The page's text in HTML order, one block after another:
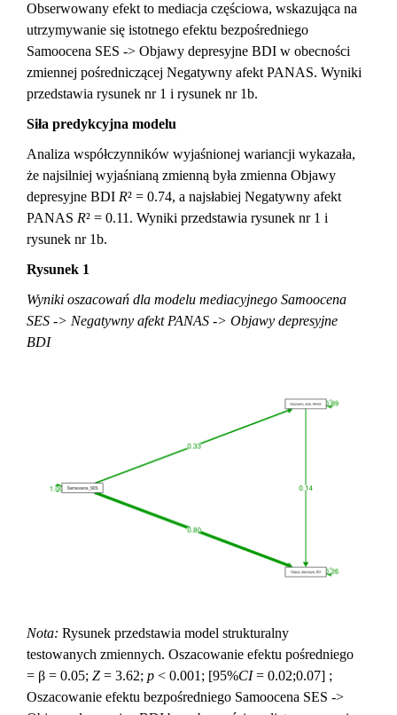
Obserwowany efekt to mediacja częściowa, wskazująca na
utrzymywanie się istotnego efektu bezpośredniego
Samoocena SES -> Objawy depresyjne BDI w obecności
zmiennej pośredniczącej Negatywny afekt PANAS. Wyniki
przedstawia rysunek nr 1 i rysunek nr 1b.
Siła predykcyjna modelu
Analiza współczynników wyjaśnionej wariancji wykazała,
że najsilniej wyjaśnianą zmienną była zmienna Objawy
depresyjne BDI R² = 0.74, a najsłabiej Negatywny afekt
PANAS R² = 0.11. Wyniki przedstawia rysunek nr 1 i
rysunek nr 1b.
Rysunek 1
Wyniki oszacowań dla modelu mediacyjnego Samoocena
SES -> Negatywny afekt PANAS -> Objawy depresyjne
BDI
Nota: Rysunek przedstawia model strukturalny
testowanych zmiennych. Oszacowanie efektu pośredniego
= β = 0.05; Z = 3.62; p < 0.001; [95%CI= 0.02;0.07] ;
Oszacowanie efektu bezpośredniego Samoocena SES ->